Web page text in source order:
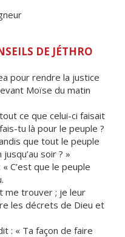
DE JÉTHRO
pour rendre la justice
Moïse du matin
ce que celui-ci faisait
tu là pour le peuple ?
que tout le peuple
soir ? »
C’est que le peuple
me trouver ; je leur
les décrets de Dieu et
: « Ta façon de faire